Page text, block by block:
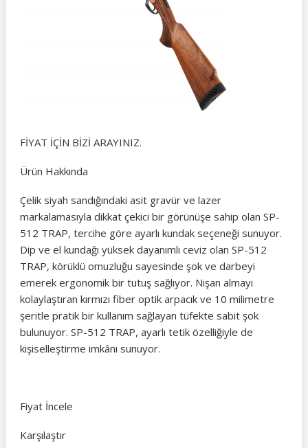
FİYAT İÇİN BİZİ ARAYINIZ.
Ürün Hakkında
Çelik siyah sandığındaki asit gravür ve lazer
markalamasıyla dikkat çekici bir görünüşe sahip olan SP-
512 TRAP, tercihe göre ayarlı kundak seçeneği sunuyor.
Dip ve el kundağı yüksek dayanımlı ceviz olan SP-512
TRAP, körüklü omuzluğu sayesinde şok ve darbeyi
emerek ergonomik bir tutuş sağlıyor. Nişan almayı
kolaylaştıran kırmızı fiber optik arpacık ve 10 milimetre
şeritle pratik bir kullanım sağlayan tüfekte sabit şok
bulunuyor. SP-512 TRAP, ayarlı tetik özelliğiyle de
kişiselleştirme imkânı sunuyor.
Fiyat İncele
Karşılaştır